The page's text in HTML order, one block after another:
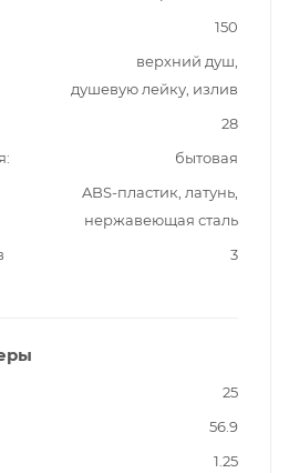
150
верхний душ,
душевую лейку, излив
28
бытовая
ABS-пластик, латунь,
нержавеющая сталь
3
25
56.9
1.25